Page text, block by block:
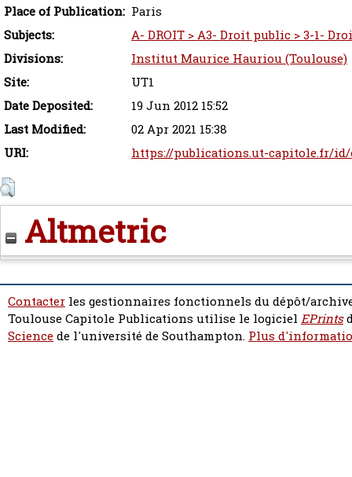
Place of Publication: Paris
Subjects:
A- DROIT > A3- Droit public > 3-1-
Divisions:
Institut Maurice Hauriou (Toulouse)
Site:
UT1
Date Deposited:
19 Jun 2012 15:52
Last Modified:
02 Apr 2021 15:38
URI:
https://publications.ut-capitole.fr/
Altmetric
Contacter les gestionnaires fonctionnels du dépôt/
Toulouse Capitole Publications utilise le logiciel EPrints
Sciencede l'université de Southampton. Plus